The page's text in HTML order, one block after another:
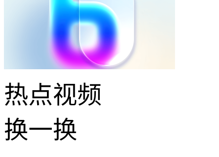
热点视频
换一换